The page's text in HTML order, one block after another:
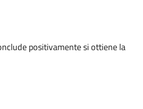
positivamente si ottiene la